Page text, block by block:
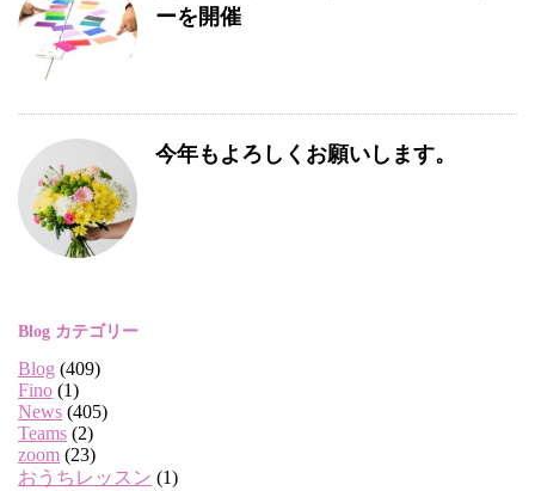
ーを開催
今年もよろしくお願いします。
Blog カテゴリー
Blog (409)
Fino (1)
News (405)
Teams (2)
zoom (23)
おうちレッスン (1)